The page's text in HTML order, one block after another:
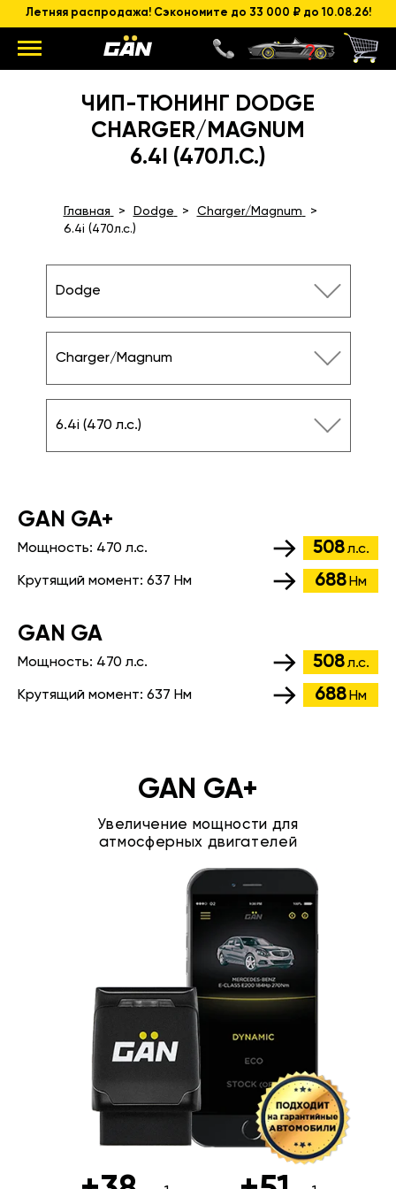
Летняя распродажа! Сэкономите до 33 000 ₽ до 10.08.26!
ЧИП-ТЮНИНГ DODGE
CHARGER/MAGNUM
6.4I (470Л.С.)
Главная Dodge
Charger/Magnum
6.4i (470л.с.)
Dodge
Charger/Magnum
6.4i (470 л.с.)
GАN GA+
Мощность: 470 л.с. 508 л.с.
Крутящий момент: 637 Нм 688 Нм
GАN GA
Мощность: 470 л.с. 508 л.с.
Крутящий момент: 637 Нм 688 Нм
GAN GA+
Увеличение мощности для
атмосферных двигателей